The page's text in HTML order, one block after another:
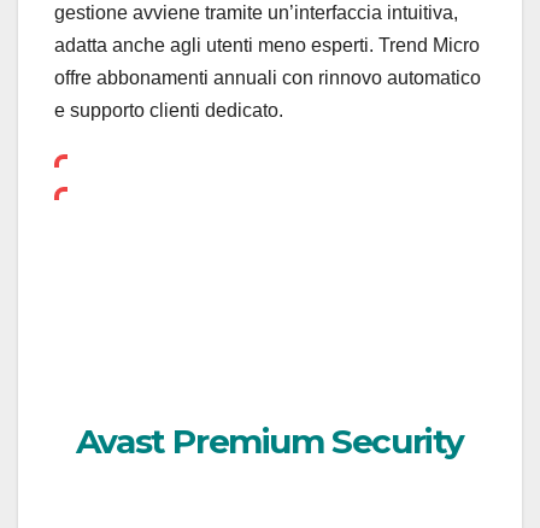
gestione avviene tramite un’interfaccia intuitiva,
adatta anche agli utenti meno esperti. Trend Micro
offre abbonamenti annuali con rinnovo automatico
e supporto clienti dedicato.
Avast Premium Security